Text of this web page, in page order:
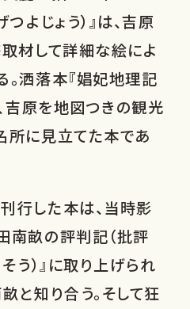
よじょう）』は、吉原
材して詳細な絵によ
。洒落本『娼妃地理記
、吉原を地図つきの観光
所に見立てた本であ
行した本は、当時影
南畝の評判記（批評
う）』に取り上げられ
と知り合う。そして狂